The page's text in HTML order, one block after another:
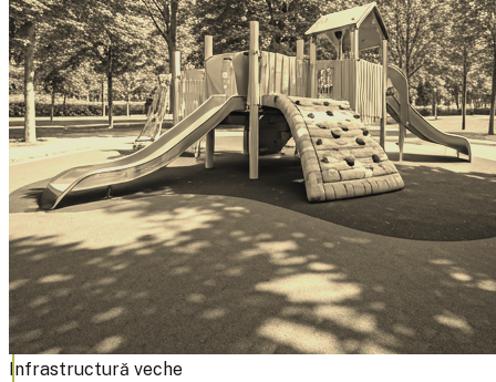
Infrastructură veche